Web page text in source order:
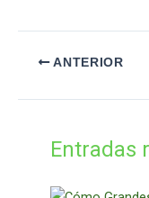
ANTERIOR
Entradas